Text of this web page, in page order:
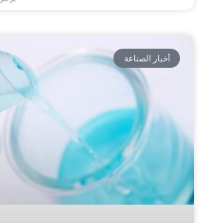
أخبار الصناعة